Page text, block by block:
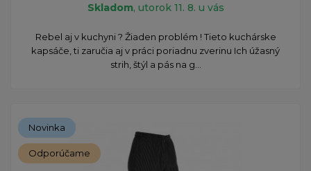
Skladom, utorok 11. 8. u vás
Rebel aj v kuchyni ? Žiaden problém ! Tieto kuchárske
kapsáče, ti zaručia aj v práci poriadnu zverinu Ich úžasný
strih, štýl a pás na g...
Novinka
Odporúčame